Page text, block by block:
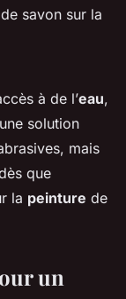
savon sur la
à de l’eau,
solution
mais
que
la peinture de
un